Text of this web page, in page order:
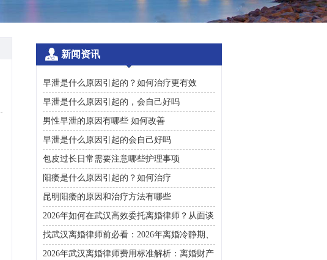
新闻资讯
早泄是什么原因引起的？如何治疗更有效
早泄是什么原因引起的，会自己好吗
男性早泄的原因有哪些 如何改善
早泄是什么原因引起的会自己好吗
包皮过长日常需要注意哪些护理事项
阳痿是什么原因引起的？如何治疗
昆明阳痿的原因和治疗方法有哪些
2026年如何在武汉高效委托离婚律师？从面谈
咨询到判决执行的完整避雷手册
找武汉离婚律师前必看：2026年离婚冷静期、
彩礼返还及房产分割高频问题汇总
2026年武汉离婚律师费用标准解析：离婚财产